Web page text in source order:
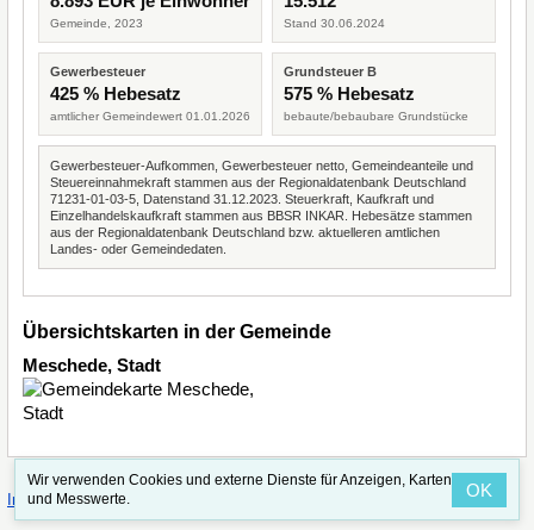
Gemeinde, 2023 Stand 30.06.2024
Gewerbesteuer
425 % Hebesatz
amtlicher Gemeindewert 01.01.2026
Grundsteuer B
575 % Hebesatz
bebaute/bebaubare Grundstücke
Gewerbesteuer-Aufkommen, Gewerbesteuer netto, Gemeindeanteile und
Steuereinnahmekraft stammen aus der Regionaldatenbank Deutschland
71231-01-03-5, Datenstand 31.12.2023. Steuerkraft, Kaufkraft und
Einzelhandelskaufkraft stammen aus BBSR INKAR. Hebesätze stammen
aus der Regionaldatenbank Deutschland bzw. aktuelleren amtlichen
Landes- oder Gemeindedaten.
Übersichtskarten in der Gemeinde
Meschede, Stadt
Impressum·Straßenindex
Wir verwenden Cookies und externe Dienste für Anzeigen, Karten
und Messwerte.
OK